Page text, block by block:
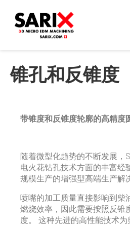
锥孔和反锥度
带锥度和反锥度轮廓的高精度
随着微型化趋势的不断发展，
电火花钻孔技术方面的丰富经
规模生产的增强型高端生产解
喷嘴的加工质量直接影响到柴
燃烧效率，因此需要按照反锥
度。 这种先进的高性能技术